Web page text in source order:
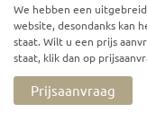
We hebben een
website, desondanks kan
staat. Wilt u een prijs
staat, klik dan op
Prijsaanvraag